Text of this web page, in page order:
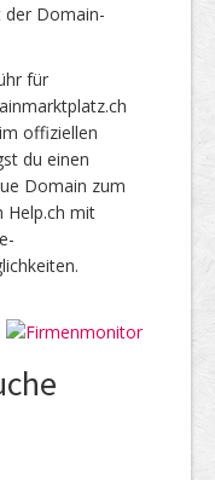
der Domain-
für
offiziellen
du einen
Domain zum
Help.ch mit